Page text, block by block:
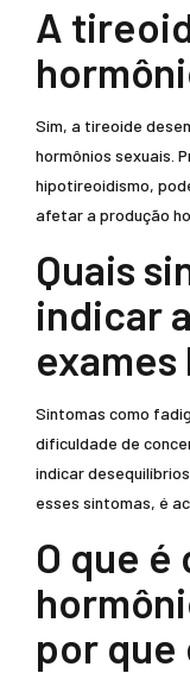
A
Sim, a tireoide
hormônios sexuais.
hipotireoidismo,
afetar a produção
Quais
indicar
exames
Sintomas como
dificuldade de
indicar
esses sintomas, é
O que é
por